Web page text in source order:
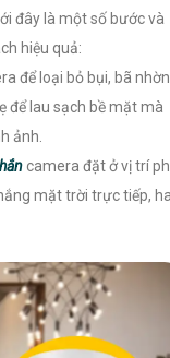
đây là một số bước và
hiệu quả:
để loại bỏ bụi, bã nhờn
để lau sạch bề mặt mà
ảnh.
camera đặt ở vị trí
mặt trời trực tiếp,